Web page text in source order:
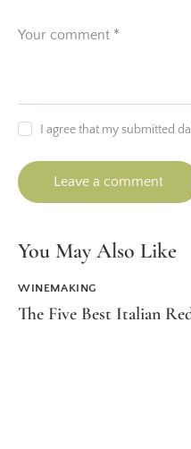
I agree that my submitted
You May Also Like
WINEMAKING
The Five Best Italian